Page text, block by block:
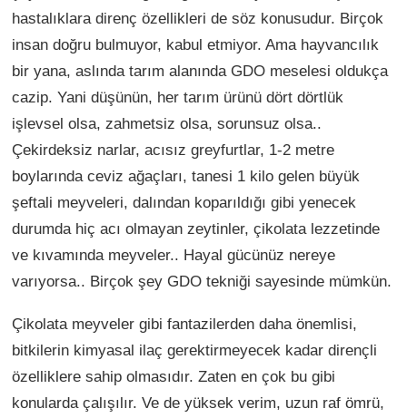
hastalıklara direnç özellikleri de söz konusudur. Birçok
insan doğru bulmuyor, kabul etmiyor. Ama hayvancılık
bir yana, aslında tarım alanında GDO meselesi oldukça
cazip. Yani düşünün, her tarım ürünü dört dörtlük
işlevsel olsa, zahmetsiz olsa, sorunsuz olsa..
Çekirdeksiz narlar, acısız greyfurtlar, 1-2 metre
boylarında ceviz ağaçları, tanesi 1 kilo gelen büyük
şeftali meyveleri, dalından koparıldığı gibi yenecek
durumda hiç acı olmayan zeytinler, çikolata lezzetinde
ve kıvamında meyveler.. Hayal gücünüz nereye
varıyorsa.. Birçok şey GDO tekniği sayesinde mümkün.
Çikolata meyveler gibi fantazilerden daha önemlisi,
bitkilerin kimyasal ilaç gerektirmeyecek kadar dirençli
özelliklere sahip olmasıdır. Zaten en çok bu gibi
konularda çalışılır. Ve de yüksek verim, uzun raf ömrü,